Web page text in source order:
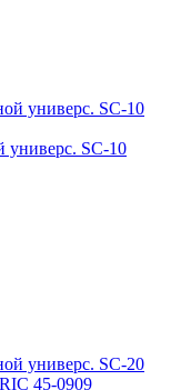
универс. SC-10